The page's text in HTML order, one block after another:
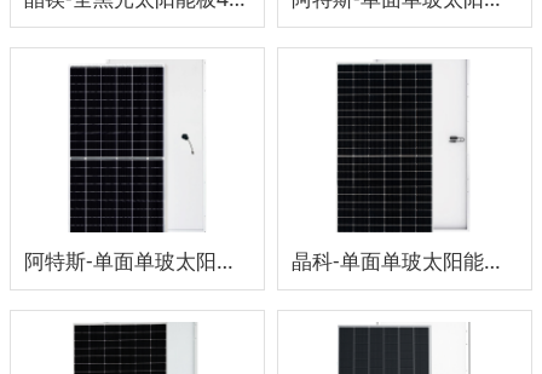
阿特斯-单面单玻太阳能板645-675W 晶科-单面单玻太阳能板550W